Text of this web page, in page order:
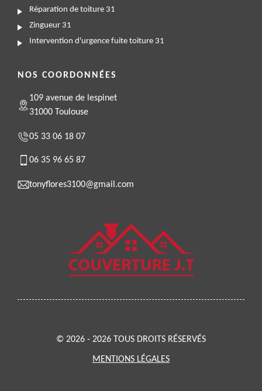
Réparation de toiture 31
Zingueur 31
Intervention d'urgence fuite toiture 31
NOS COORDONNÉES
109 avenue de lespinet
31000 Toulouse
05 33 06 18 07
06 35 96 65 87
tonyflores3100@gmail.com
© 2026 - 2026 TOUS DROITS RÉSERVÉS
MENTIONS LÉGALES